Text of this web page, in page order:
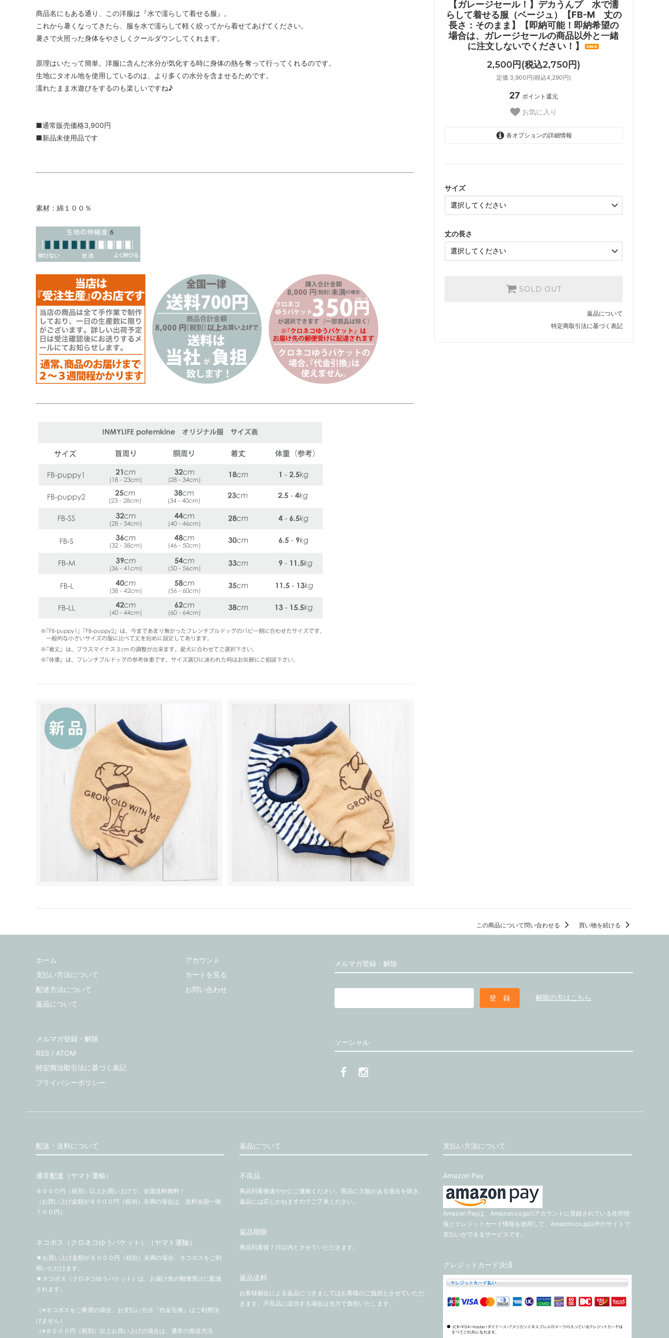
【ガレージセール！】デカうんプ 水で濡
らして着せる服（ベージュ）【FB-M 丈の
長さ：そのまま】【即納可能！即納希望の
場合は、ガレージセールの商品以外と一緒
に注文しないでください！】
2,500円(税込2,750円)
定価 3,900円(税込4,290円)
27 ポイント還元
お気に入り
各オプションの詳細情報
サイズ
丈の長さ
SOLD OUT
返品について
特定商取引法に基づく表記
商品名にもある通り、この洋服は『水で濡らして着せる服』。
これから暑くなってきたら、服を水で濡らして軽く絞ってから着せてあげてください。
暑さで火照った身体をやさしくクールダウンしてくれます。
原理はいたって簡単。洋服に含んだ水分が気化する時に身体の熱を奪って行ってくれるのです。
生地にタオル地を使用しているのは、より多くの水分を含ませるためです。
濡れたまま水遊びをするのも楽しいですね♪
■通常販売価格3,900円
■新品未使用品です
素材：綿１００％
この商品について問い合わせる 買い物を続ける
メルマガ登録・解除
解除の方はこちら
ホーム
支払い方法について
配送方法について
返品について
アカウント
カートを見る
お問い合わせ
ソーシャル
メルマガ登録・解除
RSS / ATOM
特定商法取引法に基づく表記
プライバシーポリシー
配送・送料について
通常配達（ヤマト運輸）
８０００円（税別）以上お買い上げで、全国送料無料！
（お買い上げ金額が８０００円（税別）未満の場合は、送料全国一律
７００円）
ネコポス（クロネコゆうパケット）（ヤマト運輸）
★お買い上げ金額が８０００円（税別）未満の場合、ネコポスをご利
用いただけます。
★ネコポス（クロネコゆうパケット）は、お届け先の郵便受けに配達
されます。
（※ネコポスをご希望の場合、お支払い方法『代金引換』はご利用頂
けません）
（※８０００円（税別）以上お買い上げの場合は、通常の発送方法
返品について
不良品
商品到着後速やかにご連絡ください。商品に欠陥がある場合を除き、
返品には応じかねますのでご了承ください。
返品期限
商品到着後７日以内とさせていただきます。
返品送料
お客様都合による返品につきましてはお客様のご負担とさせていただ
きます。不良品に該当する場合は当方で負担いたします。
支払い方法について
Amazon Pay
Amazon Payは、Amazon.co.jpのアカウントに登録されている住所情
報とクレジットカード情報を使用して、Amazon.co.jp以外のサイトで
支払いができるサービスです。
クレジットカード決済